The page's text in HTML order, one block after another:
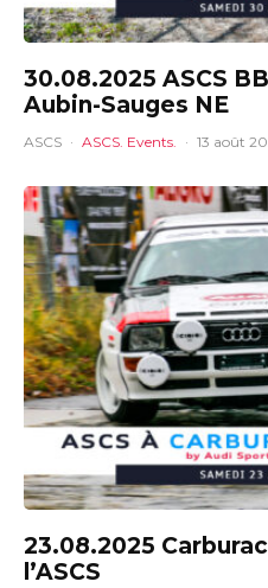
30.08.2025 ASCS
Aubin-Sauges NE
ASCS · ASCS. Events. · 13 août
23.08.2025
l’ASCS